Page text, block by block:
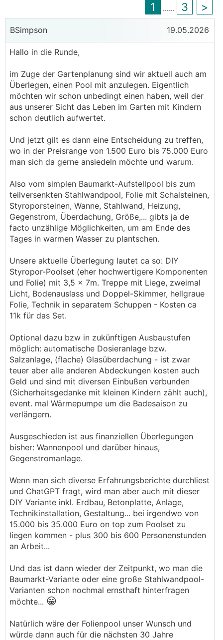
1 ...... 3 >
BSimpson 19.05.2026
Hallo in die Runde,
im Zuge der Gartenplanung sind wir aktuell auch am
Überlegen, einen Pool mit anzulegen. Eigentlich
möchten wir schon unbedingt einen haben, weil der
aus unserer Sicht das Leben im Garten mit Kindern
schon deutlich aufwertet.
Und jetzt gilt es dann eine Entscheidung zu treffen,
wo in der Preisrange von 1.500 Euro bis 75.000 Euro
man sich da gerne ansiedeln möchte und warum.
Also vom simplen Baumarkt-Aufstellpool bis zum
teilversenkten Stahlwandpool, Folie mit Schalsteinen,
Styroporsteinen, Wanne, Stahlwand, Heizung,
Gegenstrom, Überdachung, Größe,... gibts ja de
facto unzählige Möglichkeiten, um am Ende des
Tages in warmen Wasser zu plantschen.
Unsere aktuelle Überlegung lautet ca so: DIY
Styropor-Poolset (eher hochwertigere Komponenten
und Folie) mit 3,5 x 7m. Treppe mit Liege, zweimal
Licht, Bodenauslass und Doppel-Skimmer, hellgraue
Folie, Technik in separatem Schuppen - Kosten ca
11k für das Set.
Optional dazu bzw in zukünftigen Ausbaustufen
möglich: automatische Dosieranlage bzw.
Salzanlage, (flache) Glasüberdachung - ist zwar
teuer aber alle anderen Abdeckungen kosten auch
Geld und sind mit diversen Einbußen verbunden
(Sicherheitsgedanke mit kleinen Kindern zählt auch),
event. mal Wärmepumpe um die Badesaison zu
verlängern.
Ausgeschieden ist aus finanziellen Überlegungen
bisher: Wannenpool und darüber hinaus,
Gegenstromanlage.
Wenn man sich diverse Erfahrungsberichte durchliest
und ChatGPT fragt, wird man aber auch mit dieser
DIY Variante inkl. Erdbau, Betonplatte, Anlage,
Technikinstallation, Gestaltung... bei irgendwo von
15.000 bis 35.000 Euro on top zum Poolset zu
liegen kommen - plus 300 bis 600 Personenstunden
an Arbeit...
Und das ist dann wieder der Zeitpunkt, wo man die
Baumarkt-Variante oder eine große Stahlwandpool-
Varianten schon nochmal ernsthaft hinterfragen
möchte... 😀
Natürlich wäre der Folienpool unser Wunsch und
würde dann auch für die nächsten 30 Jahre